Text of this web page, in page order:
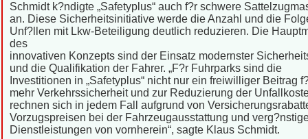
Schmidt k?ndigte „Safetyplus“ auch f?r schwere
an. Diese Sicherheitsinitiative werde die Anzahl und die
Unf?llen mit Lkw-Beteiligung deutlich reduzieren. Die
des
innovativen Konzepts sind der Einsatz modernster
und die Qualifikation der Fahrer. „F?r Fuhrparks sind die
Investitionen in „Safetyplus“ nicht nur ein freiwilliger Beitrag
mehr Verkehrssicherheit und zur Reduzierung der
rechnen sich in jedem Fall aufgrund von
Vorzugspreisen bei der Fahrzeugausstattung und
Dienstleistungen von vornherein“, sagte Klaus Schmidt.